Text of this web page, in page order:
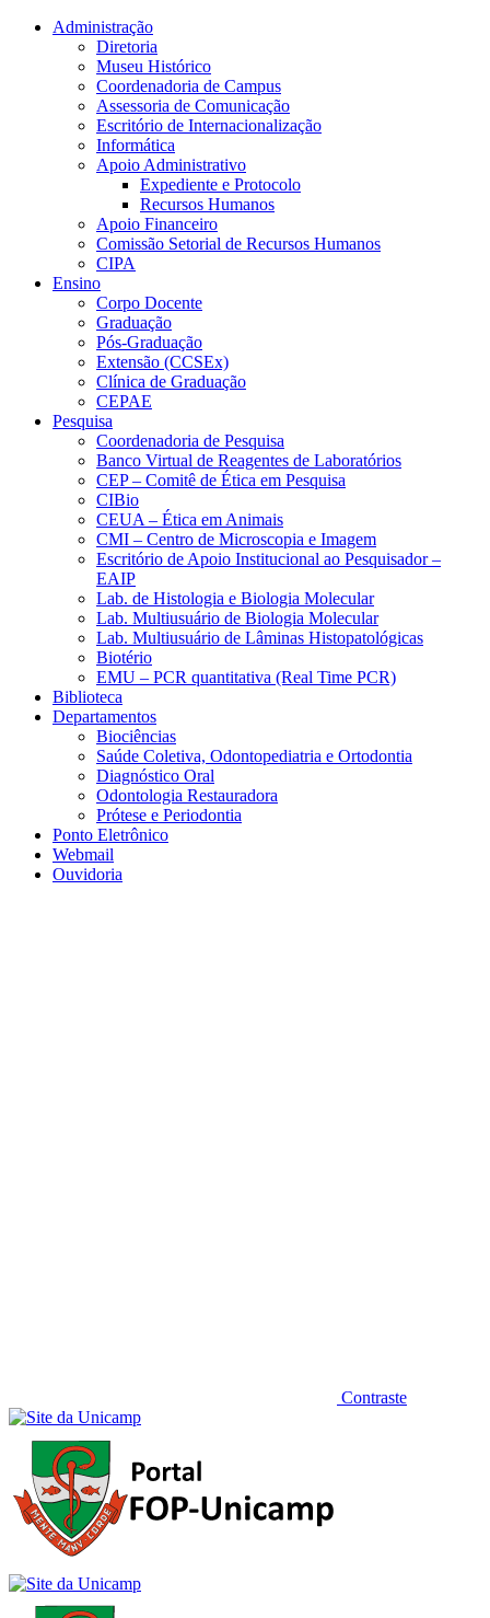
Conteúdo principal Menu principal
Administração
Diretoria
Museu Histórico
Coordenadoria de Campus
Assessoria de Comunicação
Escritório de Internacionalização
Informática
Apoio Administrativo
Expediente e Protocolo
Recursos Humanos
Apoio Financeiro
Comissão Setorial de Recursos Humanos
CIPA
Ensino
Corpo Docente
Graduação
Pós-Graduação
Extensão (CCSEx)
Clínica de Graduação
CEPAE
Pesquisa
Coordenadoria de Pesquisa
Banco Virtual de Reagentes de Laboratórios
CEP – Comitê de Ética em Pesquisa
CIBio
CEUA – Ética em Animais
CMI – Centro de Microscopia e Imagem
Escritório de Apoio Institucional ao Pesquisador –
EAIP
Lab. de Histologia e Biologia Molecular
Lab. Multiusuário de Biologia Molecular
Lab. Multiusuário de Lâminas Histopatológicas
Biotério
EMU – PCR quantitativa (Real Time PCR)
Biblioteca
Departamentos
Biociências
Saúde Coletiva, Odontopediatria e Ortodontia
Diagnóstico Oral
Odontologia Restauradora
Prótese e Periodontia
Ponto Eletrônico
Webmail
Ouvidoria
Contraste